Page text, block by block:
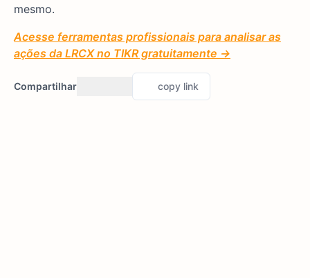
mesmo.
Acesse ferramentas profissionais para analisar as
ações da LRCX no TIKR gratuitamente →
Compartilhar copy link